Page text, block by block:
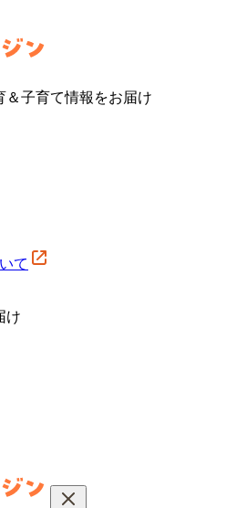
＆子育て情報をお届け
て
け